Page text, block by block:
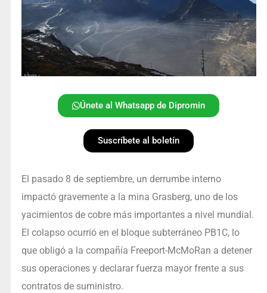
Únete al Whatsapp de Dipromin
Suscríbete al boletín
El pasado 8 de septiembre, un derrumbe interno
impactó gravemente a la mina Grasberg, uno de los
yacimientos de cobre más importantes a nivel mundial.
El colapso ocurrió en el bloque subterráneo PB1C, lo
que obligó a la compañía Freeport-McMoRan a detener
sus operaciones y declarar fuerza mayor frente a sus
contratos de suministro.